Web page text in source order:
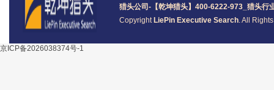
猎头公司 -【乾坤猎头】400-6222-973_ 猎头行
Copyright LiePin Executive Search. All
京ICP备2026038374号-1